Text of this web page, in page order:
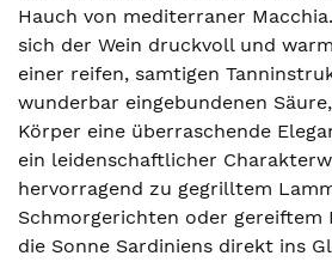
Hauch von mediterraner
sich der Wein druckvoll und
einer reifen, samtigen
wunderbar eingebundenen
Körper eine überraschende
ein leidenschaftlicher
hervorragend zu gegrilltem
Schmorgerichten oder gereiftem
die Sonne Sardiniens direkt ins